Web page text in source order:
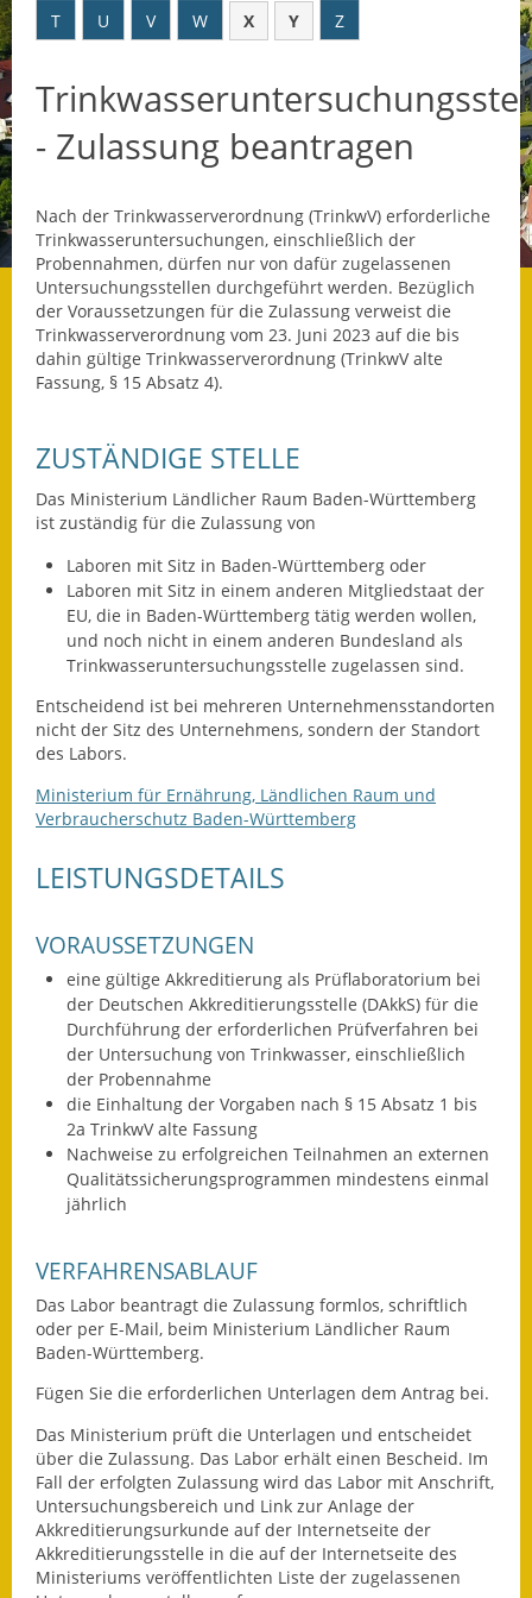
Datenschutz
Datenschutz im
Steueramt
Gebärdensprache
Geschichte und
Gegenwart
Was die Alten noch
wussten!
Leichte Sprache
Infos in Leichter Sprache
Mitteilungsblatt
Notfallplanung
Ortsplan
Kreisstraße
Umleitungsplan
Ausweichfahrplan
Stellenausschreibungen
Rathaus
Behördenadressen
Beratungsstellen im
Landkreis
Dienstleistungen
Formulare
T
U V W X Y Z
- Zulassung beantragen
Nach der Trinkwasserverordnung (TrinkwV) erforderliche
Trinkwasseruntersuchungen, einschließlich der
Probennahmen, dürfen nur von dafür zugelassenen
Untersuchungsstellen durchgeführt werden. Bezüglich
der Voraussetzungen für die Zulassung verweist die
Trinkwasserverordnung vom 23. Juni 2023 auf die bis
dahin gültige Trinkwasserverordnung (TrinkwV alte
Fassung, § 15 Absatz 4).
ZUSTÄNDIGE STELLE
Das Ministerium Ländlicher Raum Baden-Württemberg
ist zuständig für die Zulassung von
Laboren mit Sitz in Baden-Württemberg oder
Laboren mit Sitz in einem anderen Mitgliedstaat der
EU, die in Baden-Württemberg tätig werden wollen,
und noch nicht in einem anderen Bundesland als
Trinkwasseruntersuchungsstelle zugelassen sind.
Entscheidend ist bei mehreren Unternehmensstandorten
nicht der Sitz des Unternehmens, sondern der Standort
des Labors.
Ministerium für Ernährung, Ländlichen Raum und
Verbraucherschutz Baden-Württemberg
LEISTUNGSDETAILS
VORAUSSETZUNGEN
eine gültige Akkreditierung als Prüflaboratorium bei
der Deutschen Akkreditierungsstelle (DAkkS) für die
Durchführung der erforderlichen Prüfverfahren bei
der Untersuchung von Trinkwasser, einschließlich
der Probennahme
die Einhaltung der Vorgaben nach § 15 Absatz 1 bis
2a TrinkwV alte Fassung
Nachweise zu erfolgreichen Teilnahmen an externen
Qualitätssicherungsprogrammen mindestens einmal
jährlich
VERFAHRENSABLAUF
Das Labor beantragt die Zulassung formlos, schriftlich
oder per E-Mail, beim Ministerium Ländlicher Raum
Baden-Württemberg.
Fügen Sie die erforderlichen Unterlagen dem Antrag bei.
Das Ministerium prüft die Unterlagen und entscheidet
über die Zulassung. Das Labor erhält einen Bescheid. Im
Fall der erfolgten Zulassung wird das Labor mit Anschrift,
Untersuchungsbereich und Link zur Anlage der
Akkreditierungsurkunde auf der Internetseite der
Akkreditierungsstelle in die auf der Internetseite des
Ministeriums veröffentlichten Liste der zugelassenen